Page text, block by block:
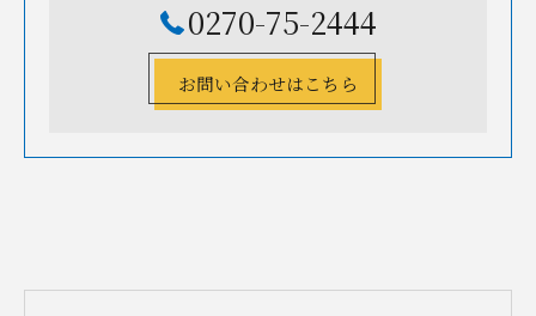
0270-75-2444
お問い合わせはこちら